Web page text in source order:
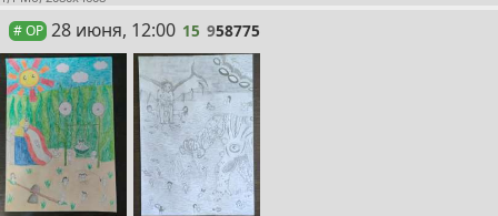
# OP 15
28 июня, 12:00 15 958775